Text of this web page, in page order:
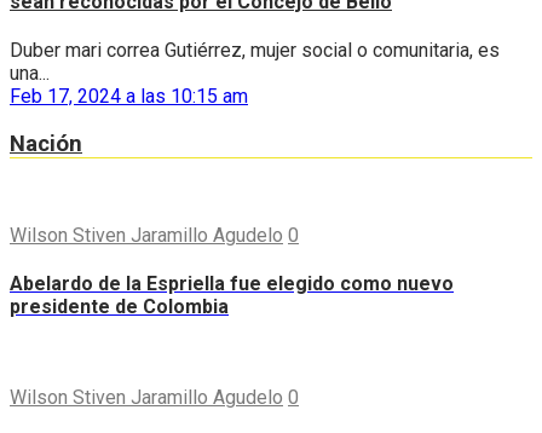
Duber mari correa Gutiérrez, mujer social o comunitaria, es
una...
Feb 17, 2024 a las 10:15 am
Nación
Wilson Stiven Jaramillo Agudelo 0
Abelardo de la Espriella fue elegido como nuevo
presidente de Colombia
Wilson Stiven Jaramillo Agudelo 0